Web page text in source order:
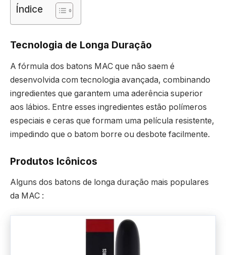
Índice
Tecnologia de Longa Duração
A fórmula dos batons MAC que não saem é
desenvolvida com tecnologia avançada, combinando
ingredientes que garantem uma aderência superior
aos lábios. Entre esses ingredientes estão polímeros
especiais e ceras que formam uma película resistente,
impedindo que o batom borre ou desbote facilmente.
Produtos Icônicos
Alguns dos batons de longa duração mais populares
da MAC :